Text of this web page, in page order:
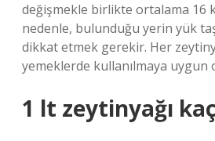
değişmekle birlikte ortalama 16
nedenle, bulunduğu yerin yük
dikkat etmek gerekir. Her
yemeklerde kullanılmaya uygun
1 lt zeytinyağı